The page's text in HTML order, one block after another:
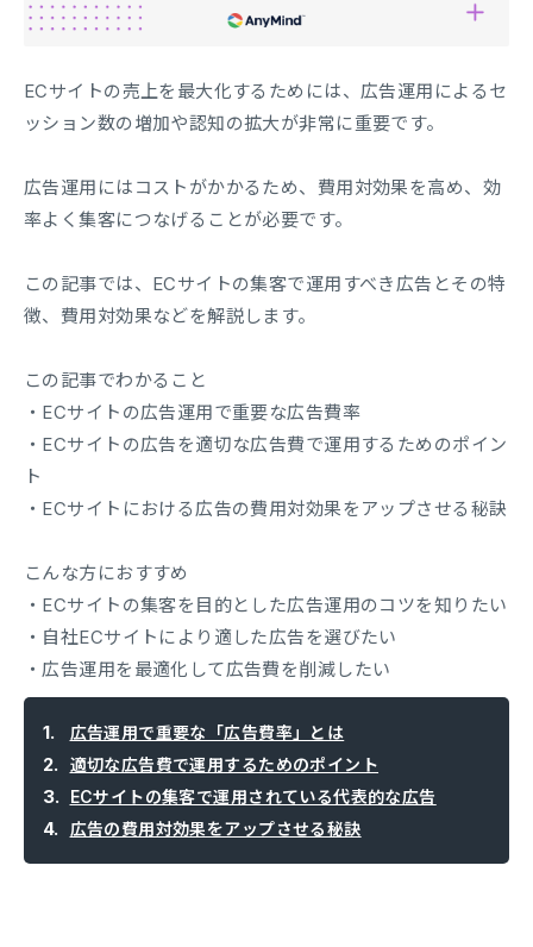
ECサイトの売上を最大化するためには、広告運用によるセ
ッション数の増加や認知の拡大が非常に重要です。
広告運用にはコストがかかるため、費用対効果を高め、効
率よく集客につなげることが必要です。
この記事では、ECサイトの集客で運用すべき広告とその特
徴、費用対効果などを解説します。
この記事でわかること
・ECサイトの広告運用で重要な広告費率
・ECサイトの広告を適切な広告費で運用するためのポイン
ト
・ECサイトにおける広告の費用対効果をアップさせる秘訣
こんな方におすすめ
・ECサイトの集客を目的とした広告運用のコツを知りたい
・自社ECサイトにより適した広告を選びたい
・広告運用を最適化して広告費を削減したい
広告運用で重要な「広告費率」とは
適切な広告費で運用するためのポイント
ECサイトの集客で運用されている代表的な広告
広告の費用対効果をアップさせる秘訣